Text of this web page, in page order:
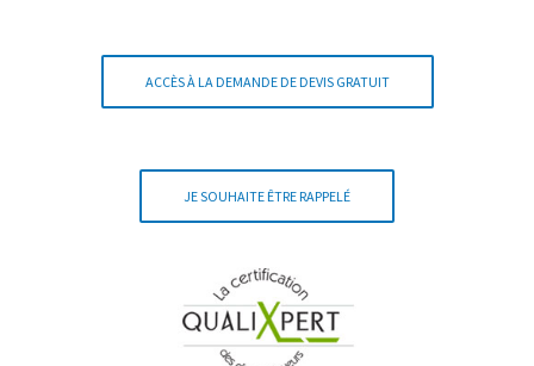
ACCÈS À LA DEMANDE DE DEVIS GRATUIT
JE SOUHAITE ÊTRE RAPPELÉ